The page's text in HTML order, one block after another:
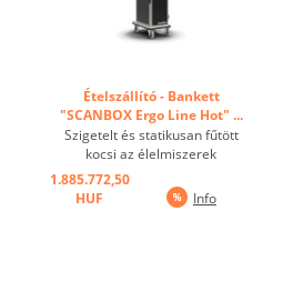
Ételszállító - Bankett
"SCANBOX Ergo Line Hot" ...
Szigetelt és statikusan fűtött
kocsi az élelmiszerek
elosztásához és tárolásához. A
hőmérséklet fokozatmentes
beállítása +90 ° C-ig digitális
1.885.772,50
HUF
Info